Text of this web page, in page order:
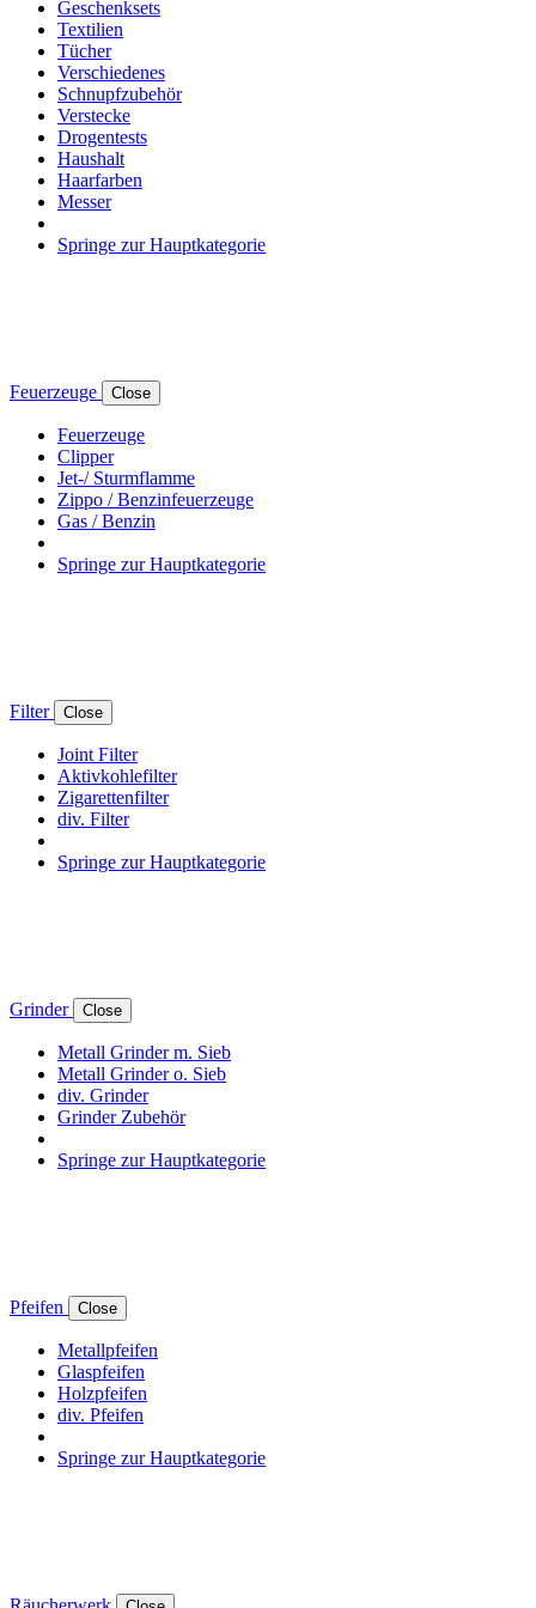
Geschenksets
Textilien
Tücher
Verschiedenes
Schnupfzubehör
Verstecke
Drogentests
Haushalt
Haarfarben
Messer
Springe zur Hauptkategorie
Feuerzeuge Close
Feuerzeuge
Clipper
Jet-/ Sturmflamme
Zippo / Benzinfeuerzeuge
Gas / Benzin
Springe zur Hauptkategorie
Filter Close
Joint Filter
Aktivkohlefilter
Zigarettenfilter
div. Filter
Springe zur Hauptkategorie
Grinder Close
Metall Grinder m. Sieb
Metall Grinder o. Sieb
div. Grinder
Grinder Zubehör
Springe zur Hauptkategorie
Pfeifen Close
Metallpfeifen
Glaspfeifen
Holzpfeifen
div. Pfeifen
Springe zur Hauptkategorie